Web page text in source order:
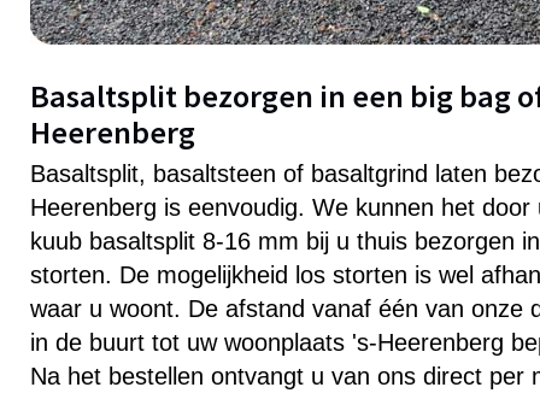
Basaltsplit bezorgen in een big bag
Heerenberg
Basaltsplit, basaltsteen of basaltgrind laten
Heerenberg is eenvoudig. We kunnen het door
kuub basaltsplit 8-16 mm bij u thuis bezorgen
storten. De mogelijkheid los storten is wel
waar u woont. De afstand vanaf één van onze
in de buurt tot uw woonplaats 's-Heerenberg
Na het bestellen ontvangt u van ons direct per